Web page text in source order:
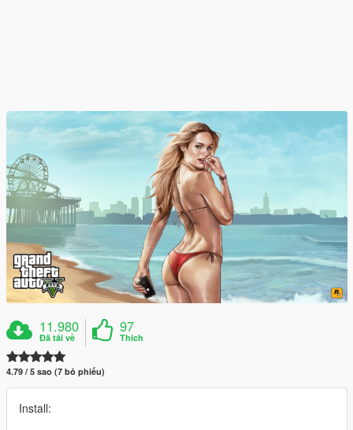
11.980
Đã tải về
97
Thích
4.79 / 5 sao (7 bỏ phiếu)
Install: